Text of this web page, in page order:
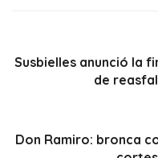
Susbielles anunció la
de
Don Ramiro: bronca